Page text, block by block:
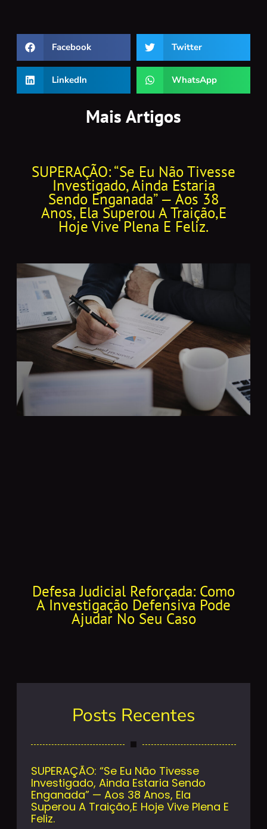
Facebook Twitter
LinkedIn WhatsApp
Mais Artigos
SUPERAÇÃO: “Se Eu Não Tivesse
Investigado, Ainda Estaria
Sendo Enganada” — Aos 38
Anos, Ela Superou A Traição,e
Hoje Vive Plena E Feliz.
Defesa Judicial Reforçada: Como
A Investigação Defensiva Pode
Ajudar No Seu Caso
Posts Recentes
SUPERAÇÃO: “Se Eu Não Tivesse
Investigado, Ainda Estaria Sendo
Enganada” — Aos 38 Anos, Ela
Superou A Traição,e Hoje Vive Plena E
Feliz.